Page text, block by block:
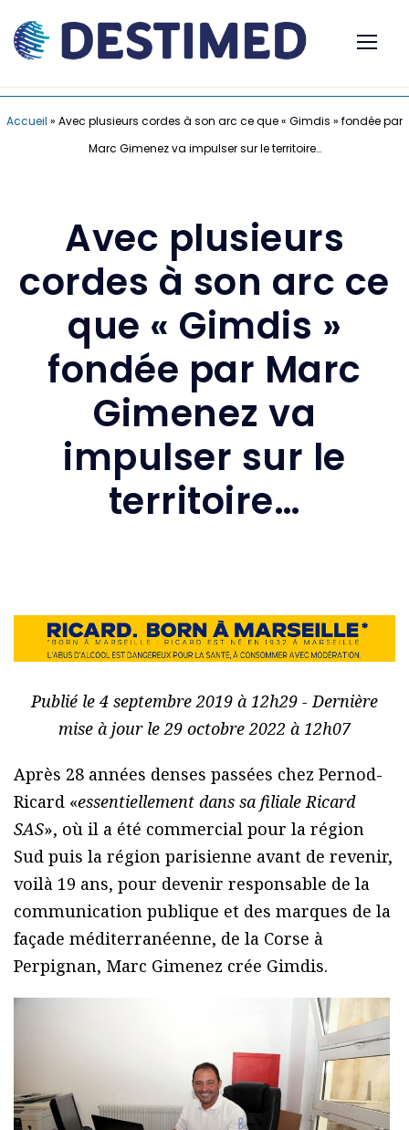
Accueil » Avec plusieurs cordes à son arc ce que « Gimdis » fondée par
Marc Gimenez va impulser sur le territoire…
Avec plusieurs
cordes à son arc ce
que « Gimdis »
fondée par Marc
Gimenez va
impulser sur le
territoire…
Publié le 4 septembre 2019 à 12h29 - Dernière
mise à jour le 29 octobre 2022 à 12h07
Après 28 années denses passées chez Pernod-
Ricard «essentiellement dans sa filiale Ricard
SAS», où il a été commercial pour la région
Sud puis la région parisienne avant de revenir,
voilà 19 ans, pour devenir responsable de la
communication publique et des marques de la
façade méditerranéenne, de la Corse à
Perpignan, Marc Gimenez crée Gimdis.